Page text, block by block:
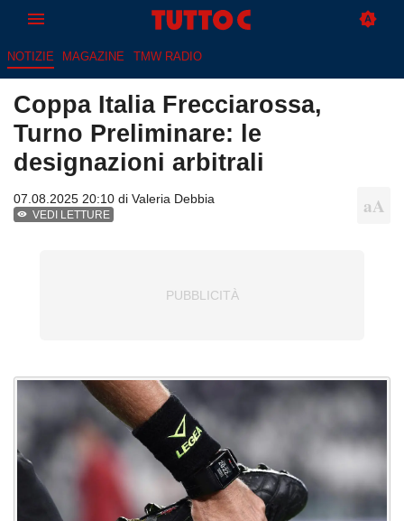
NOTIZIE MAGAZINE TMW RADIO
Coppa Italia Frecciarossa,
Turno Preliminare: le
designazioni arbitrali
07.08.2025 20:10 di Valeria Debbia
VEDI LETTURE